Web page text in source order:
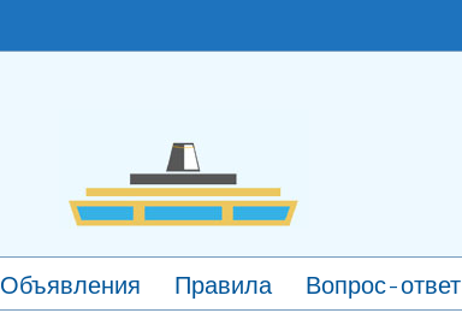
Объявления Правила Вопрос-ответ